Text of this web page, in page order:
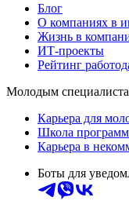
Блог
О компаниях в
Жизнь в
ИТ-проекты
Рейтинг
Молодым
Карьера для
Школа
Карьера в
Боты для